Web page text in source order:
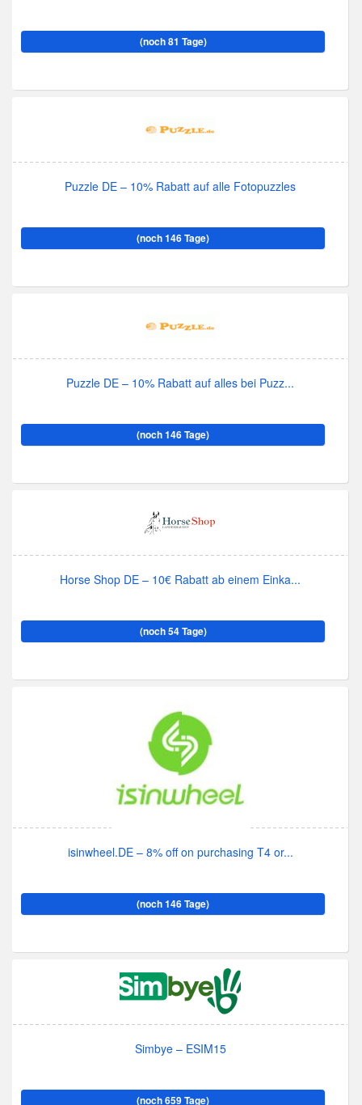
(noch 81 Tage)
Puzzle DE – 10% Rabatt auf alle Fotopuzzles
(noch 146 Tage)
Puzzle DE – 10% Rabatt auf alles bei Puzz...
(noch 146 Tage)
Horse Shop DE – 10€ Rabatt ab einem Einka...
(noch 54 Tage)
isinwheel.DE – 8% off on purchasing T4 or...
(noch 146 Tage)
Simbye – ESIM15
(noch 659 Tage)